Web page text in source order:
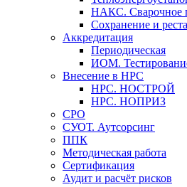
НАКС. Сварочное
Сохранение и
Аккредитация
Периодическая
ИОМ.
Внесение в НРС
НРС. НОСТРОЙ
НРС. НОПРИЗ
СРО
СУОТ. Аутсорсинг
ППК
Методическая работа
Сертификация
Аудит и расчёт рисков